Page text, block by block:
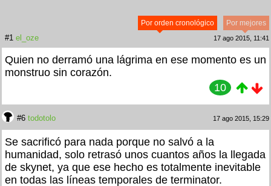
Por mejores
Por orden cronológico
#1 el_oze 17 ago 2015, 11:41
Quien no derramó una lágrima en ese momento es un
monstruo sin corazón.
10
#6 todotolo 17 ago 2015, 15:29
Se sacrificó para nada porque no salvó a la
humanidad, solo retrasó unos cuantos años la llegada
de skynet, ya que ese hecho es totalmente inevitable
en todas las líneas temporales de terminator.